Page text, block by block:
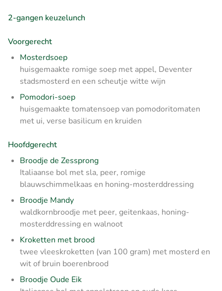
2-gangen keuzelunch
Voorgerecht
Mosterdsoep
huisgemaakte romige soep met appel, Deventer
stadsmosterd en een scheutje witte wijn
Pomodori-soep
huisgemaakte tomatensoep van pomodoritomaten
met ui, verse basilicum en kruiden
Hoofdgerecht
Broodje de Zessprong
Italiaanse bol met sla, peer, romige
blauwschimmelkaas en honing-mosterddressing
Broodje Mandy
waldkornbroodje met peer, geitenkaas, honing-
mosterddressing en walnoot
Kroketten met brood
twee vlees­kroketten (van 100 gram) met mosterd en
wit of bruin boerenbrood
Broodje Oude Eik